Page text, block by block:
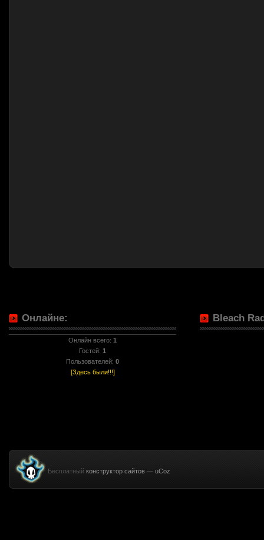
Онлайне:
Онлайн всего: 1
Гостей: 1
Пользователей: 0
[Здесь были!!!]
Bleach
Бесплатный конструктор сайтов — uCoz